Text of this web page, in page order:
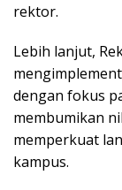
rektor.
Lebih lanjut,
dengan fokus
membumikan
memperkuat
kampus.